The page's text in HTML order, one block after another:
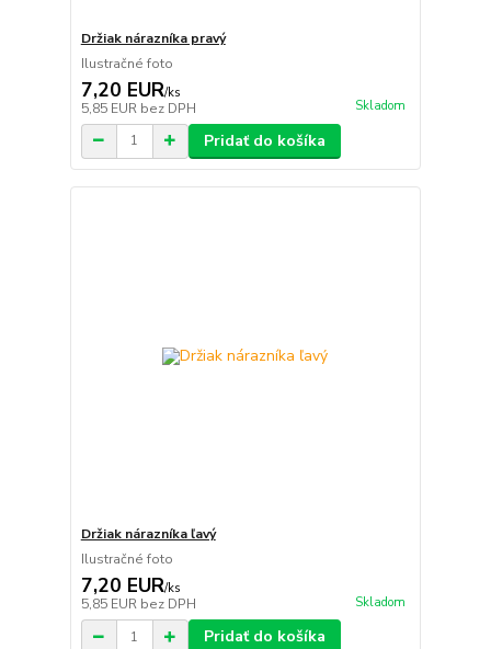
Držiak nárazníka pravý
Ilustračné foto
7,20 EUR/ks
5,85 EUR bez DPH Skladom
Pridať do košíka
Držiak nárazníka ľavý
Ilustračné foto
7,20 EUR/ks
5,85 EUR bez DPH Skladom
Pridať do košíka